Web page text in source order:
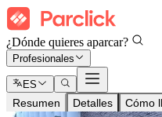
¿Dónde quieres aparcar?
Profesionales
ES
Resumen Detalles Cómo